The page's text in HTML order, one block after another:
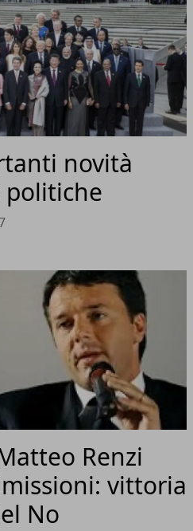
novità
politiche
Renzi
vittoria
No